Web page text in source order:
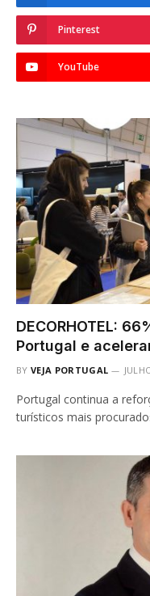
Pinterest
YouTube
DECORHOTEL:
Portugal e
BY VEJA PORTUGAL
Portugal continua a
turísticos mais